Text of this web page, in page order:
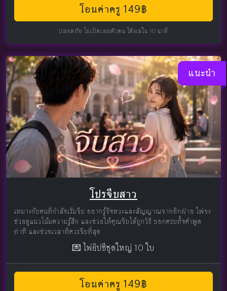
โอนค่าครู 149฿
ปลอดภัย ไม่เปิดเผยตัวตน ได้ผลใน 10 นาที
แนะนำ
โปรจีบสาว
เหมาะกับคนที่กำลังเริ่มจีบ อยากรู้จังหวะและสัญญาณจากอีกฝ่าย ไพ่จะ
ช่วยดูแนวโน้มความรู้สึก และช่วยให้คุณจีบได้ถูกวิธี บอกครบทั้งคำพูด
ท่าที และช่วงเวลาที่ควรจีบที่สุด
💌 ไพ่ยิปซีชุดใหญ่ 10 ใบ
โอนค่าครู 149฿